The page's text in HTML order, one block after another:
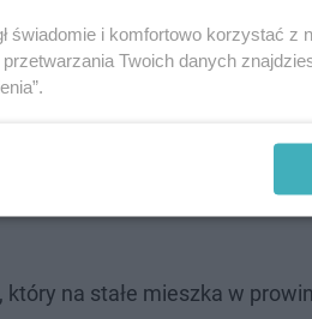
Rzecznik resortu Maciej
spoza Włoch — obywatelka
trafiła ranna Polka.
na stałe mieszka w
świadomie i komfortowo korzystać z
Twoich danych